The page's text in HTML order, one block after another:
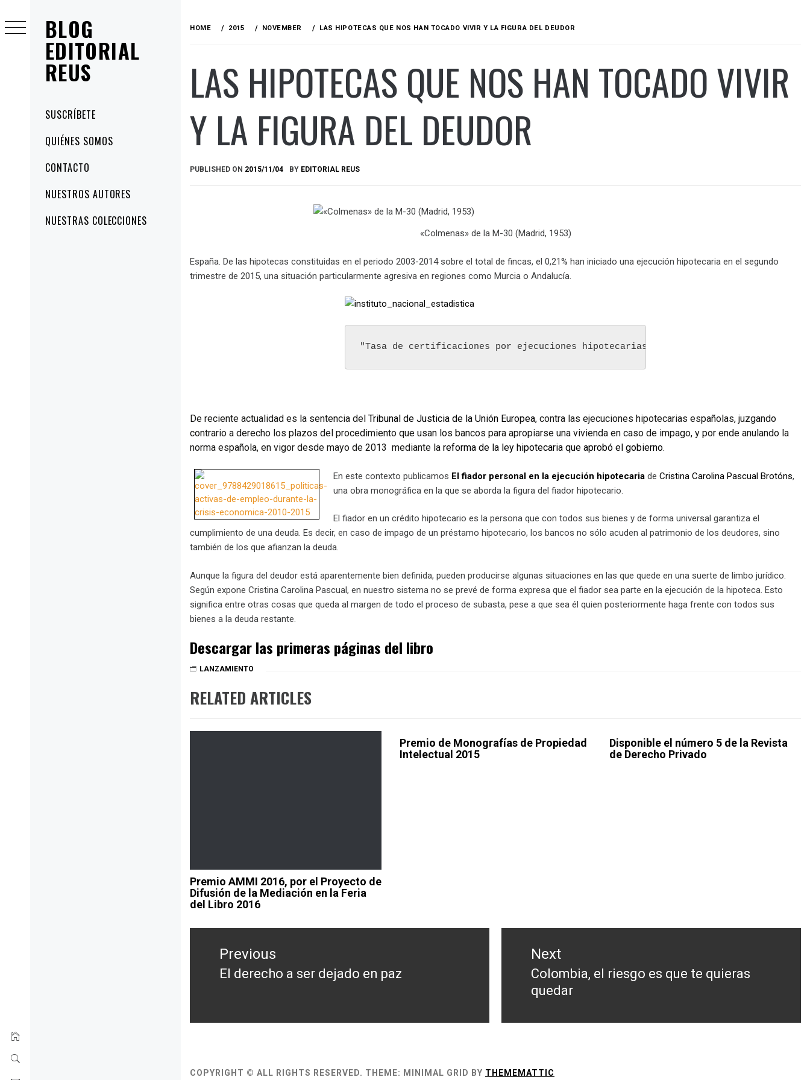
BLOG
EDITORIAL
REUS
MenuSUSCRÍBETE
QUIÉNES SOMOS
CONTACTO
NUESTROS AUTORES
NUESTRAS COLECCIONES
to
content
HOME 2015 NOVEMBER LAS HIPOTECAS QUE NOS HAN TOCADO VIVIR Y LA FIGURA DEL DEUDOR
LAS HIPOTECAS QUE NOS HAN TOCADO VIVIR
Y LA FIGURA DEL DEUDOR
PUBLISHED ON 2015/11/04 BY EDITORIAL REUS
«Colmenas» de la M-30 (Madrid, 1953)
España. De las hipotecas constituidas en el periodo 2003-2014 sobre el total de fincas, el 0,21% han iniciado una ejecución hipotecaria en el segundo
trimestre de 2015, una situación particularmente agresiva en regiones como Murcia o Andalucía.
"Tasa de certificaciones por ejecuciones hipotecarias iniciadas e inscritas del
De reciente actualidad es la sentencia del Tribunal de Justicia de la Unión Europea, contra las ejecuciones hipotecarias españolas, juzgando
contrario a derecho los plazos del procedimiento que usan los bancos para apropiarse una vivienda en caso de impago, y por ende anulando la
norma española, en vigor desde mayo de 2013 mediante la reforma de la ley hipotecaria que aprobó el gobierno.
En este contexto publicamos El fiador personal en la ejecución hipotecariade Cristina Carolina Pascual Brotóns,
una obra monográfica en la que se aborda la figura del fiador hipotecario.
El fiador en un crédito hipotecario es la persona que con todos sus bienes y de forma universal garantiza el
cumplimiento de una deuda. Es decir, en caso de impago de un préstamo hipotecario, los bancos no sólo acuden al patrimonio de los deudores, sino
también de los que afianzan la deuda.
Aunque la figura del deudor está aparentemente bien definida, pueden producirse algunas situaciones en las que quede en una suerte de limbo jurídico.
Según expone Cristina Carolina Pascual, en nuestro sistema no se prevé de forma expresa que el fiador sea parte en la ejecución de la hipoteca. Esto
significa entre otras cosas que queda al margen de todo el proceso de subasta, pese a que sea él quien posteriormente haga frente con todos sus
bienes a la deuda restante.
Descargar las primeras páginas del libro
LANZAMIENTO
RELATED ARTICLES
Premio AMMI 2016, por el Proyecto de
Difusión de la Mediación en la Feria
del Libro 2016
Premio de Monografías de Propiedad
Intelectual 2015
Disponible el número 5 de la Revista
de Derecho Privado
Post
navigation
Previous
Previous
El derecho a ser dejado en paz
Next
Next
post:
Colombia, el riesgo es que te quieras
quedar
COPYRIGHT © ALL RIGHTS RESERVED. THEME: MINIMAL GRID BY THEMEMATTIC